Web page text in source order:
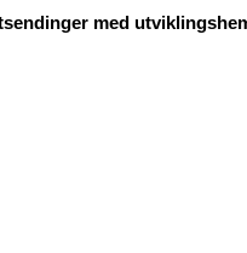
med